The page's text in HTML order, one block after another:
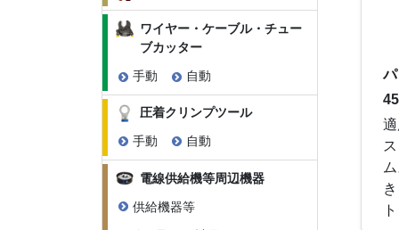
ワイヤー・ケーブル・チュー
ブカッター
手動 自動
圧着クリンプツール
手動 自動
電線供給機等周辺機器
供給機器等